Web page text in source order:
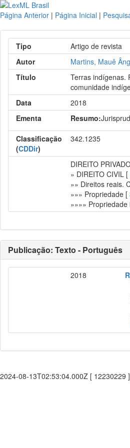
Página Anterior | Página Inicial |
Tipo
Artigo de revista
Autor
Martins, Mauê
Título
Terras indígenas.
comunidade
Data
2018
Ementa
Resumo:
Classificação
(CDDir)
342.1235
DIREITO
» DIREITO CIVIL [
»» Direitos reais.
»»» Propriedade [
»»»»
Publicação: Texto - Português
2018
2024-08-13T02:53:04.000Z [ 12230229 ]